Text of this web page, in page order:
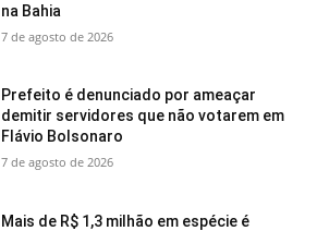
na Bahia
7 de agosto de 2026
Prefeito é denunciado por ameaçar
demitir servidores que não votarem em
Flávio Bolsonaro
7 de agosto de 2026
Mais de R$ 1,3 milhão em espécie é